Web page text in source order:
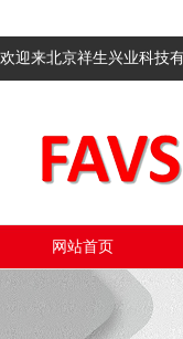
欢迎来北京祥生兴业科技
网站首页